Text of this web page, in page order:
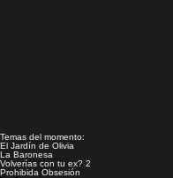
Temas del momento:
El Jardín de Olivia
La Baronesa
Volverías con tu ex? 2
Prohibida Obsesión